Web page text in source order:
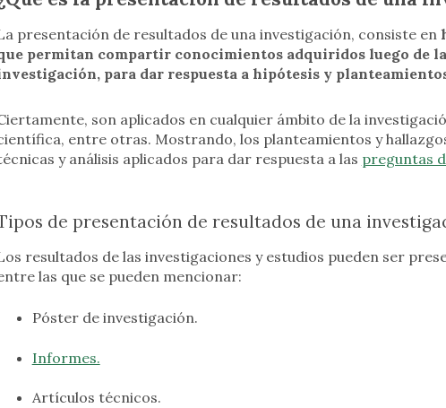
presentación de resultados de una investigación, consiste en
permitan compartir conocimientos adquiridos luego de
para dar respuesta a hipótesis y
son aplicados en cualquier ámbito de la
entre otras. Mostrando, los planteamientos y
y análisis aplicados para dar respuesta a las preguntas
de presentación de resultados de una
resultados de las investigaciones y estudios pueden ser
las que se pueden mencionar:
Póster de investigación.
Informes.
Artículos técnicos.